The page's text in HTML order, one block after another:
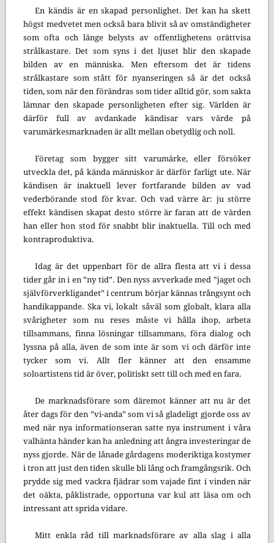
En kändis är en skapad personlighet. Det kan ha skett
högst medvetet men också bara blivit så av omständigheter
som ofta och länge belysts av offentlighetens orättvisa
strålkastare. Det som syns i det ljuset blir den skapade
bilden av en människa. Men eftersom det är tidens
strålkastare som stått för nyanseringen så är det också
tiden, som när den förändras som tider alltid gör, som sakta
lämnar den skapade personligheten efter sig. Världen är
därför full av avdankade kändisar vars värde på
varumärkesmarknaden är allt mellan obetydlig och noll.
Företag som bygger sitt varumärke, eller försöker
utveckla det, på kända människor är därför farligt ute. När
kändisen är inaktuell lever fortfarande bilden av vad
vederbörande stod för kvar. Och vad värre är: ju större
effekt kändisen skapat desto större är faran att de värden
han eller hon stod för snabbt blir inaktuella. Till och med
kontraproduktiva.
Idag är det uppenbart för de allra flesta att vi i dessa
tider går in i en ”ny tid”. Den nyss avverkade med ”jaget och
självförverkligandet” i centrum börjar kännas trångsynt och
handikappande. Ska vi, lokalt såväl som globalt, klara alla
svårigheter som nu reses måste vi hålla ihop, arbeta
tillsammans, finna lösningar tillsammans, föra dialog och
lyssna på alla, även de som inte är som vi och därför inte
tycker som vi. Allt fler känner att den ensamme
soloartistens tid är över, politiskt sett till och med en fara.
De marknadsförare som däremot känner att nu är det
åter dags för den ”vi-anda” som vi så gladeligt gjorde oss av
med när nya informationseran satte nya instrument i våra
valhänta händer kan ha anledning att ångra investeringar de
nyss gjorde. När de lånade gårdagens moderiktiga kostymer
i tron att just den tiden skulle bli lång och framgångsrik. Och
prydde sig med vackra fjädrar som vajade fint i vinden när
det oäkta, påklistrade, opportuna var kul att läsa om och
intressant att sprida vidare.
Mitt enkla råd till marknadsförare av alla slag i alla